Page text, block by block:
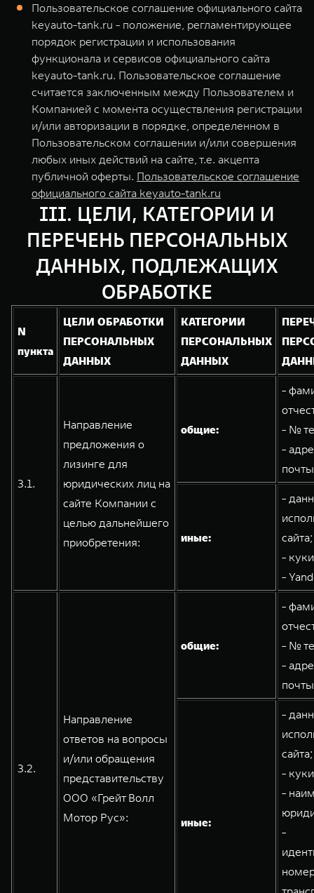
Пользовательское соглашение официального сайта
keyauto-tank.ru - положение, регламентирующее
порядок регистрации и использования
функционала и сервисов официального сайта
keyauto-tank.ru. Пользовательское соглашение
считается заключенным между Пользователем и
Компанией с момента осуществления регистрации
и/или авторизации в порядке, определенном в
Пользовательском соглашении и/или совершения
любых иных действий на сайте, т.е. акцепта
публичной оферты. Пользовательское соглашение
официального сайта keyauto-tank.ru
III. ЦЕЛИ, КАТЕГОРИИ И
ПЕРЕЧЕНЬ ПЕРСОНАЛЬНЫХ
ДАННЫХ, ПОДЛЕЖАЩИХ
ОБРАБОТКЕ
N
пункта
ЦЕЛИ ОБРАБОТКИ
ПЕРСОНАЛЬНЫХ
ДАННЫХ
КАТЕГОРИИ
ПЕРСОНАЛЬНЫХ
ДАННЫХ
3.1.
Направление
предложения о
лизинге для
юридических лиц на
сайте Компании с
целью дальнейшего
приобретения:
общие:
-
- №
-
иные:
-
сайта;
-
-
3.2.
Направление
ответов на вопросы
и/или обращения
представительству
ООО «Грейт Волл
Мотор Рус»:
общие:
-
- №
-
иные:
-
сайта;
-
-
-